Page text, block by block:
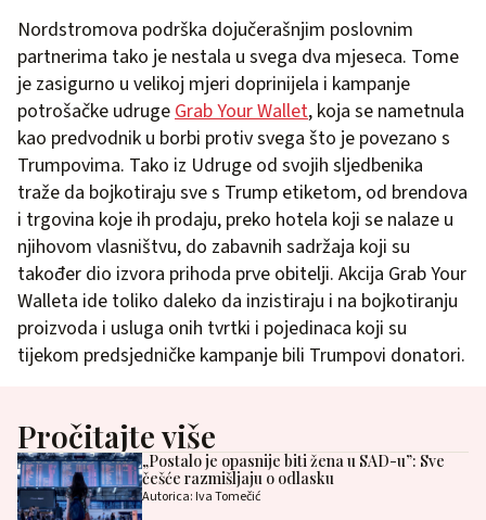
Nordstromova podrška dojučerašnjim poslovnim
partnerima tako je nestala u svega dva mjeseca. Tome
je zasigurno u velikoj mjeri doprinijela i kampanje
potrošačke udruge Grab Your Wallet, koja se nametnula
kao predvodnik u borbi protiv svega što je povezano s
Trumpovima. Tako iz Udruge od svojih sljedbenika
traže da bojkotiraju sve s Trump etiketom, od brendova
i trgovina koje ih prodaju, preko hotela koji se nalaze u
njihovom vlasništvu, do zabavnih sadržaja koji su
također dio izvora prihoda prve obitelji. Akcija Grab Your
Walleta ide toliko daleko da inzistiraju i na bojkotiranju
proizvoda i usluga onih tvrtki i pojedinaca koji su
tijekom predsjedničke kampanje bili Trumpovi donatori.
Pročitajte više
„Postalo je opasnije biti žena u SAD-u”: Sve
češće razmišljaju o odlasku
Autorica: Iva Tomečić